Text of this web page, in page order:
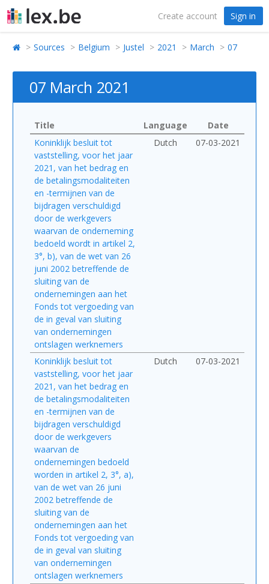
Create account Sign in
Sources Belgium Justel 2021 March 07
07 March 2021
Title Language
Date
Koninklijk besluit tot
vaststelling, voor het jaar
2021, van het bedrag en
de betalingsmodaliteiten
en -termijnen van de
bijdragen verschuldigd
door de werkgevers
waarvan de onderneming
bedoeld wordt in artikel 2,
3°, b), van de wet van 26
juni 2002 betreffende de
sluiting van de
ondernemingen aan het
Fonds tot vergoeding van
de in geval van sluiting
van ondernemingen
ontslagen werknemers
Dutch 07-03-2021
Koninklijk besluit tot
vaststelling, voor het jaar
2021, van het bedrag en
de betalingsmodaliteiten
en -termijnen van de
bijdragen verschuldigd
door de werkgevers
waarvan de
ondernemingen bedoeld
worden in artikel 2, 3°, a),
van de wet van 26 juni
2002 betreffende de
sluiting van de
ondernemingen aan het
Fonds tot vergoeding van
de in geval van sluiting
van ondernemingen
ontslagen werknemers
Dutch 07-03-2021